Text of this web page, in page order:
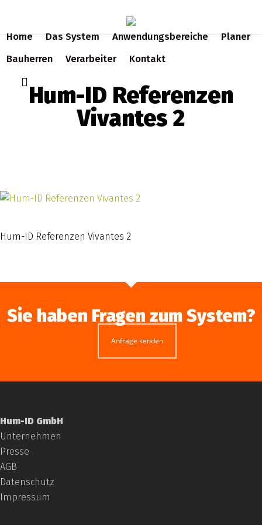
main
content
Home Das System Anwendungsbereiche
Planer
Bauherren
Verarbeiter Kontakt
Hum-ID Referenzen
Vivantes 2
Hum-ID Referenzen Vivantes 2
Sie haben Fragen zum System?
Anfrage senden
Hum-ID GmbH
Unternehmen
Presse
AGB
Datenschutz
Impressum